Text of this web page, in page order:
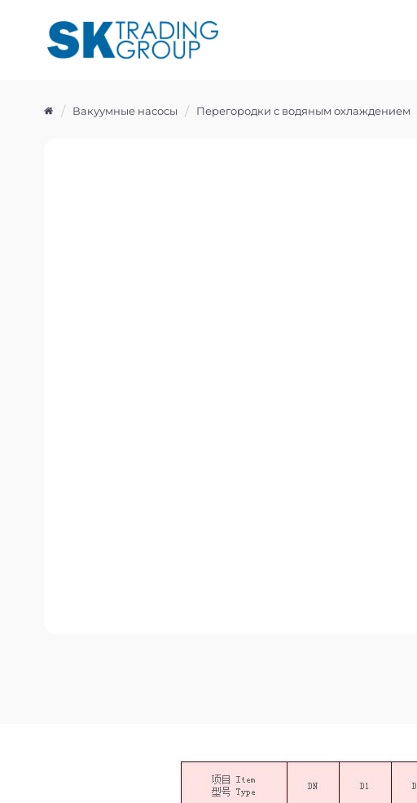
Вакуумные насосы Перегородки с водяным охлаждением